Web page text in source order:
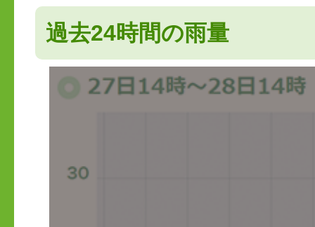
過去24時間の雨量